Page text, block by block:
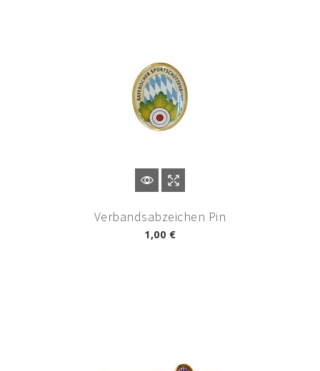
Verbandsabzeichen Pin
1,00 €